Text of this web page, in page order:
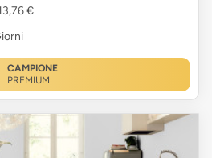
€
CAMPIONE
PREMIUM